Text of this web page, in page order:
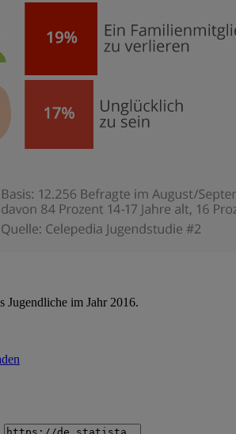
Jugendliche im Jahr 2016.